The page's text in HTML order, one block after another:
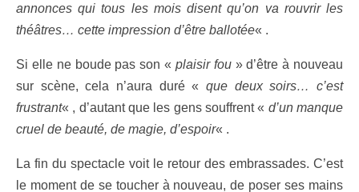
annonces qui tous les mois disent qu’on va rouvrir les
théâtres… cette impression d’être ballotée« .
Si elle ne boude pas son « plaisir fou» d’être à nouveau
sur scène, cela n’aura duré « que deux soirs… c’est
frustrant« , d’autant que les gens souffrent « d’un manque
cruel de beauté, de magie, d’espoir« .
La fin du spectacle voit le retour des embrassades. C’est
le moment de se toucher à nouveau, de poser ses mains